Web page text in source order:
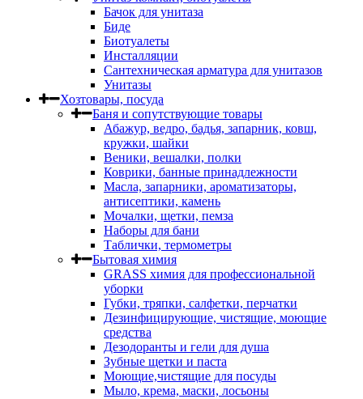
Бачок для унитаза
Биде
Биотуалеты
Инсталляции
Сантехническая арматура для унитазов
Унитазы
Хозтовары, посуда
Баня и сопутствующие товары
Абажур, ведро, бадья, запарник, ковш,
кружки, шайки
Веники, вешалки, полки
Коврики, банные принадлежности
Масла, запарники, ароматизаторы,
антисептики, камень
Мочалки, щетки, пемза
Наборы для бани
Таблички, термометры
Бытовая химия
GRASS химия для профессиональной
уборки
Губки, тряпки, салфетки, перчатки
Дезинфицирующие, чистящие, моющие
средства
Дезодоранты и гели для душа
Зубные щетки и паста
Моющие,чистящие для посуды
Мыло, крема, маски, лосьоны